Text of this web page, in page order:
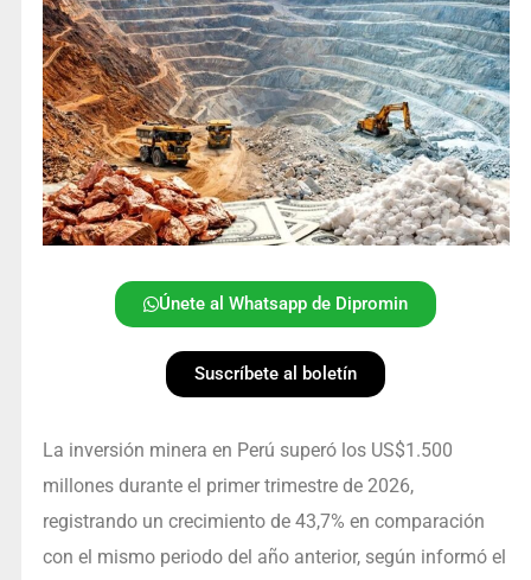
Únete al Whatsapp de Dipromin
Suscríbete al boletín
La inversión minera en Perú superó los US$1.500
millones durante el primer trimestre de 2026,
registrando un crecimiento de 43,7% en comparación
con el mismo periodo del año anterior, según informó el